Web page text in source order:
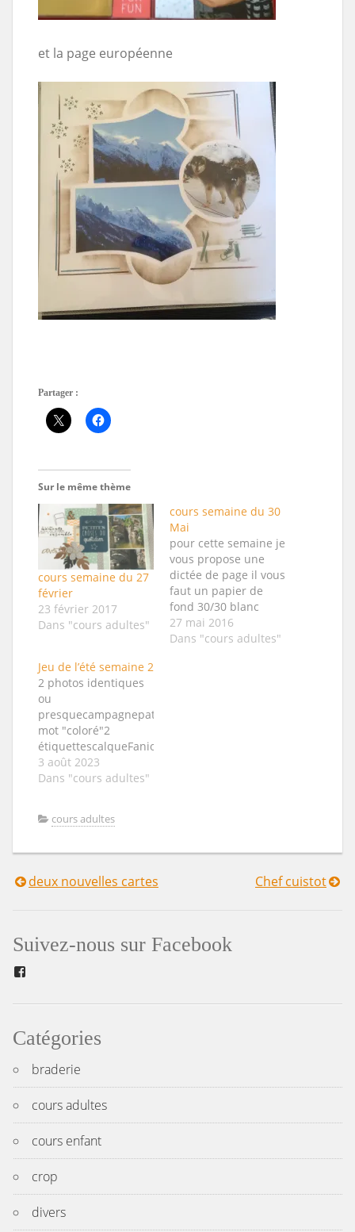
et la page européenne
Partager :
Sur le même thème
cours semaine du 27
février
23 février 2017
Dans "cours adultes"
cours semaine du 30
Mai
pour cette semaine je
vous propose une
dictée de page il vous
faut un papier de
fond 30/30 blanc
trois papiers
cordonnées au
27 mai 2016
Dans "cours adultes"
Jeu de l’été semaine 2
2 photos identiques
ou
presquecampagnepatouillele
mot "coloré"2
étiquettescalqueFanioncouturebleu
3 août 2023
Dans "cours adultes"
cours adultes
Navigation
l’article
deux nouvelles cartes Chef cuistot
Suivez-nous sur Facebook
Catégories
braderie
cours adultes
cours enfant
crop
divers